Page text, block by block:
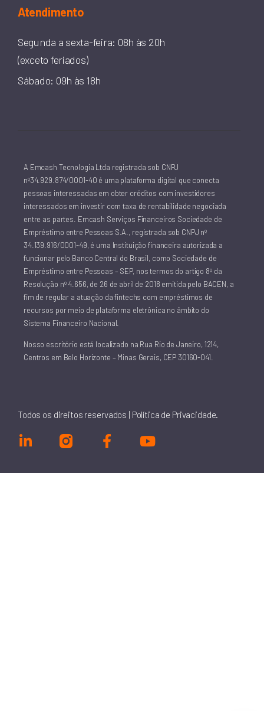
Atendimento
Segunda a sexta-feira: 08h às 20h
(exceto feriados)
Sábado: 09h às 18h
A Emcash Tecnologia Ltda registrada sob CNPJ
nº34.929.874/0001-40 é uma plataforma digital que conecta
pessoas interessadas em obter créditos com investidores
interessados em investir com taxa de rentabilidade negociada
entre as partes. Emcash Serviços Financeiros Sociedade de
Empréstimo entre Pessoas S.A., registrada sob CNPJ nº
34.139.916/0001-49, é uma Instituição financeira autorizada a
funcionar pelo Banco Central do Brasil, como Sociedade de
Empréstimo entre Pessoas – SEP, nos termos do artigo 8º da
Resolução nº 4.656, de 26 de abril de 2018 emitida pelo BACEN, a
fim de regular a atuação da fintechs com empréstimos de
recursos por meio de plataforma eletrônica no âmbito do
Sistema Financeiro Nacional.
Nosso escritório está localizado na Rua Rio de Janeiro, 1214,
Centros em Belo Horizonte – Minas Gerais, CEP 30160-041.
Todos os direitos reservados | Política de Privacidade.